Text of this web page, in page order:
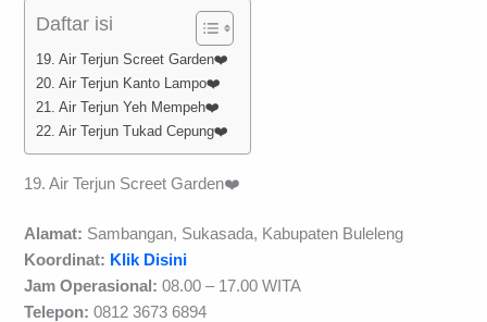
Daftar isi
19. Air Terjun Screet Garden❤️
20. Air Terjun Kanto Lampo❤️
21. Air Terjun Yeh Mempeh❤️
22. Air Terjun Tukad Cepung❤️
19. Air Terjun Screet Garden❤️
Alamat: Sambangan, Sukasada, Kabupaten Buleleng
Koordinat: Klik Disini
Jam Operasional:08.00 – 17.00 WITA
Telepon:0812 3673 6894